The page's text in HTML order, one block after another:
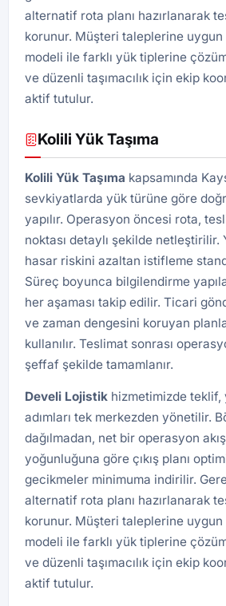
alternatif rota planı hazırlanarak
korunur. Müşteri taleplerine
modeli ile farklı yük tiplerine
ve düzenli taşımacılık için ekip
aktif tutulur.
Kolili Yük Taşıma
Kolili Yük Taşıma kapsamında
sevkiyatlarda yük türüne göre
yapılır. Operasyon öncesi rota,
noktası detaylı şekilde
hasar riskini azaltan istifleme
Süreç boyunca bilgilendirme
her aşaması takip edilir. Ticari
ve zaman dengesini koruyan
kullanılır. Teslimat sonrası
şeffaf şekilde tamamlanır.
Develi Lojistik hizmetimizde
adımları tek merkezden yönetilir.
dağılmadan, net bir operasyon
yoğunluğuna göre çıkış planı
gecikmeler minimuma indirilir.
alternatif rota planı hazırlanarak
korunur. Müşteri taleplerine
modeli ile farklı yük tiplerine
ve düzenli taşımacılık için ekip
aktif tutulur.